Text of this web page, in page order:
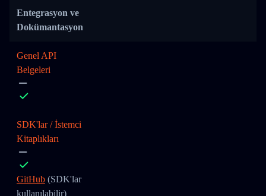
Entegrasyon ve
Dokümantasyon
Genel API
Belgeleri
SDK'lar / İstemci
Kitaplıkları
GitHub (SDK'lar
kullanılabilir)